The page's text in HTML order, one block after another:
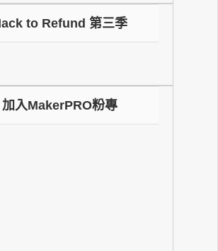
to Refund 第三季
加入MakerPRO粉專